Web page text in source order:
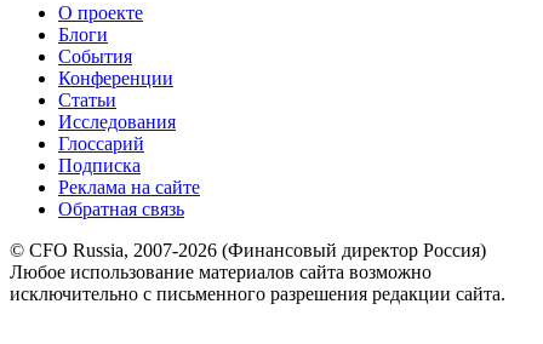
О проекте
Блоги
События
Конференции
Статьи
Исследования
Глоссарий
Подписка
Реклама на сайте
Обратная связь
© CFO Russia, 2007-2026 (Финансовый директор Россия)
Любое использование материалов сайта возможно
исключительно с письменного разрешения редакции сайта.